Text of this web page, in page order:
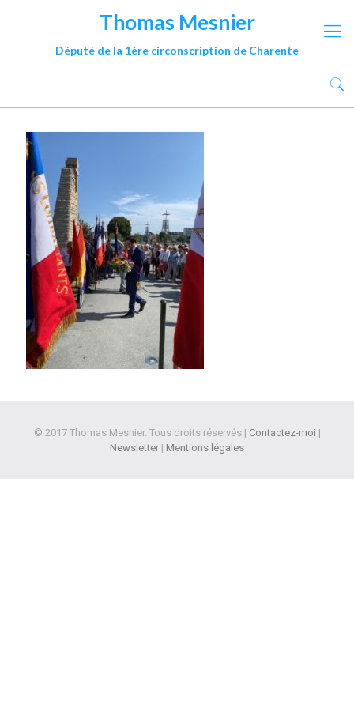
Thomas Mesnier
Député de la 1ère circonscription de Charente
© 2017 Thomas Mesnier. Tous droits réservés | Contactez-moi |
Newsletter | Mentions légales